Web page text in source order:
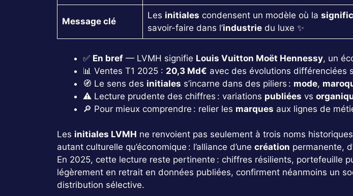
Message clé
Les initiales condensent un modèle où la
savoir-faire dans l’industriedu luxe ✨
✅ En bref — LVMH signifie Louis Vuitton Moët Hennessy, un
📊 Ventes T1 2025 : 20,3 Md€ avec des évolutions différenciées
🧭 Le sens des initiales s’incarne dans des piliers : mode,
⚠️ Lecture prudente des chiffres : variations publiées vs
🔎 Pour mieux comprendre : relier les marques aux lignes de
Les initiales LVMH ne renvoient pas seulement à trois noms
autant culturelle qu’économique : l’alliance d’une création permanente,
En 2025, cette lecture reste pertinente : chiffres résilients, portefeuille
légèrement en retrait en données publiées, confirment néanmoins un
distribution sélective.